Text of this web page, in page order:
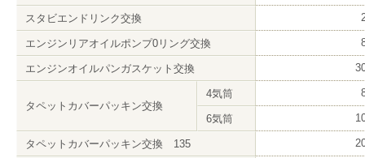
スタビエンドリンク交換
エンジンリアオイルポンプ0リング交換
エンジンオイルパンガスケット交換
タペットカバーパッキン交換
4気筒
6気筒
タペットカバーパッキン交換 135